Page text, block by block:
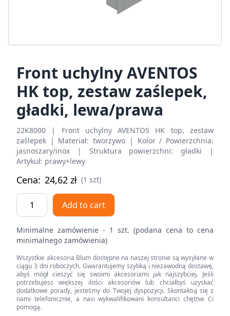
Front uchylny AVENTOS
HK top, zestaw zaślepek,
gładki, lewa/prawa
22K8000 | Front uchylny AVENTOS HK top, zestaw
zaślepek | Materiał: tworzywo | Kolor / Powierzchnia:
jasnoszary/inox | Struktura powierzchni: gładki |
Artykuł: prawy+lewy
Cena: 24,62 zł (1 szt)
Front
uchylny
HK
zestaw
zaślepek,
gładki,
lewa/prawa
quantity
Add to cart
Minimalne zamówienie - 1 szt. (podana cena to cena
minimalnego zamówienia)
Wszystkie akcesoria Blum dostępne na naszej stronie są wysyłane w
ciągu 3 dni roboczych. Gwarantujemy szybką i niezawodną dostawę,
abyś mógł cieszyć się swoimi akcesoriami jak najszybciej. Jeśli
potrzebujesz większej ilości akcesoriów lub chciałbyś uzyskać
dodatkowe porady, jesteśmy do Twojej dyspozycji. Skontaktuj się z
nami telefonicznie, a nasi wykwalifikowani konsultanci chętnie Ci
pomogą.